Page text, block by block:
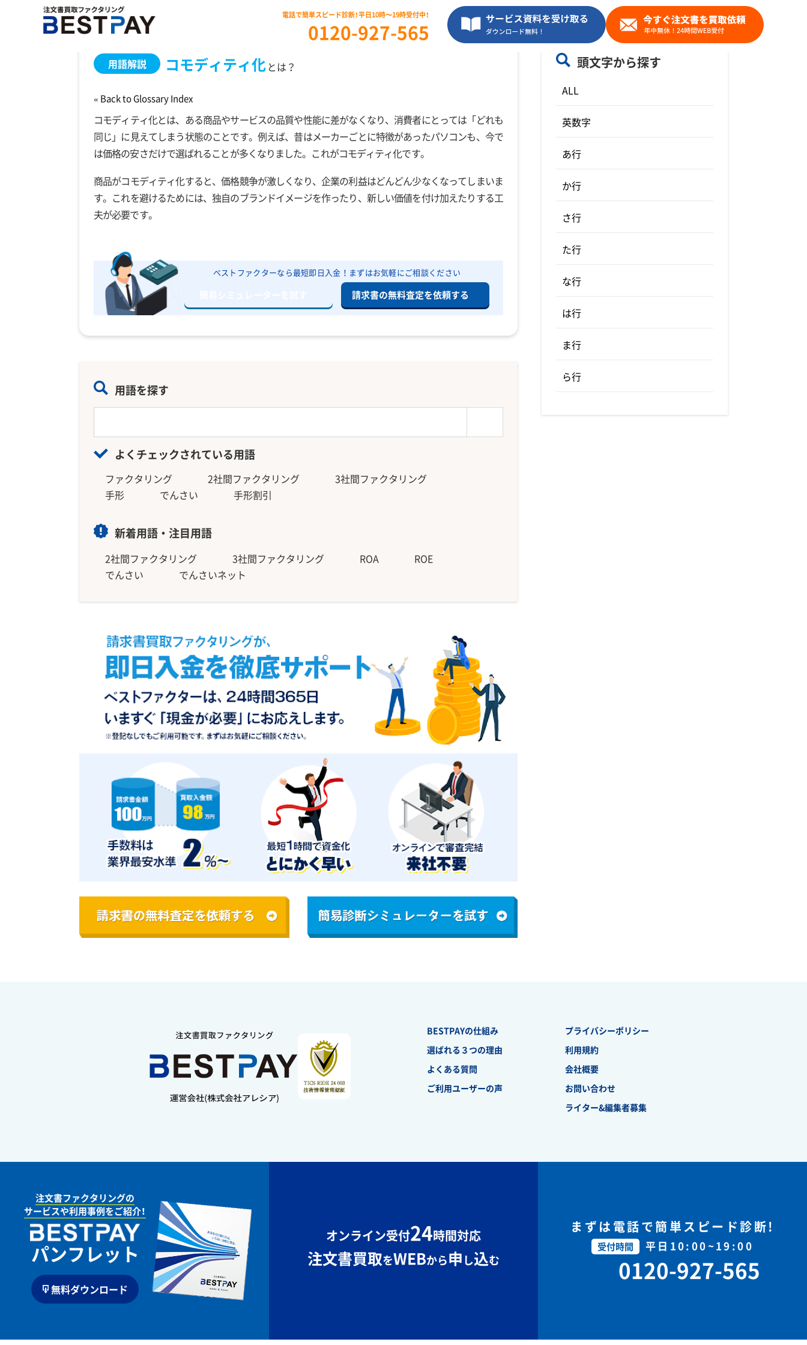
電話で簡単スピード診断！平日10時〜19時受付中！
0120-927-565
ホーム ファクタリング用語集
用語解説 コモディティ化 とは？
« Back to Glossary Index
コモディティ化とは、ある商品やサービスの品質や性能に差がなくなり、消費者にとっては「どれも
同じ」に見えてしまう状態のことです。例えば、昔はメーカーごとに特徴があったパソコンも、今で
は価格の安さだけで選ばれることが多くなりました。これがコモディティ化です。
商品がコモディティ化すると、価格競争が激しくなり、企業の利益はどんどん少なくなってしまいま
す。これを避けるためには、独自のブランドイメージを作ったり、新しい価値を付け加えたりする工
夫が必要です。
ベストファクターなら最短即日入金！ まずはお気軽にご相談ください
請求書の無料査定を依頼する
用語を探す
よくチェックされている用語
ファクタリング 2社間ファクタリング
3社間ファクタリング
手形
でんさい 手形割引
新着用語・注目用語
2社間ファクタリング 3社間ファクタリング ROA
ROE
でんさい
でんさいネット
頭文字から探す
ALL
英数字
あ行
か行
さ行
た行
な行
は行
ま行
ら行
BESTPAYの仕組み
選ばれる３つの理由
よくある質問
ご利用ユーザーの声
プライバシーポリシー
利用規約
会社概要
お問い合わせ
ライター&編集者募集
注文書ファクタリングの
サービスや利用事例をご紹介！
パンフレット
無料ダウンロード
オンライン受付24時間対応
注文書買取をWEBから申し込む
まずは電話で簡単スピード診断!
受付時間 平日10:00~19:00
0120-927-565